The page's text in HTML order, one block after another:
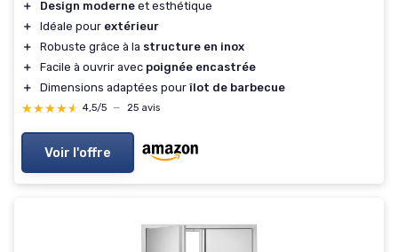
＋ Design moderne et esthétique
＋
Idéale pour extérieur
＋
Robuste grâce à la structure en inox
＋
Facile à ouvrir avec poignée encastrée
＋
Dimensions adaptées pour îlot de barbecue
★★★★★
★★★★★ 4,5/5 — 25 avis
Voir l'offre